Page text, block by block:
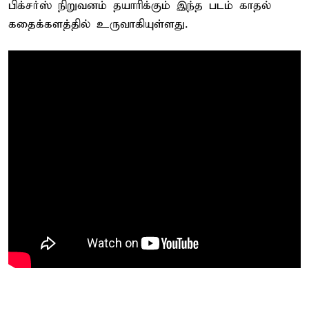
பிக்சர்ஸ் நிறுவனம் தயாரிக்கும் இந்த படம் காதல்
கதைக்களத்தில் உருவாகியுள்ளது.